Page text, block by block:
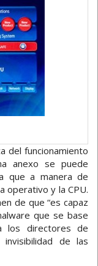
del funcionamiento
anexo se puede
que a manera de
operativo y la CPU.
de que “es capaz
que se base
los directores de
de las